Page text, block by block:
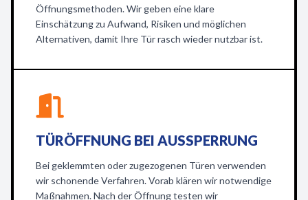
Öffnungsmethoden. Wir geben eine klare
Einschätzung zu Aufwand, Risiken und möglichen
Alternativen, damit Ihre Tür rasch wieder nutzbar ist.
TÜRÖFFNUNG BEI AUSSPERRUNG
Bei geklemmten oder zugezogenen Türen verwenden
wir schonende Verfahren. Vorab klären wir notwendige
Maßnahmen. Nach der Öffnung testen wir